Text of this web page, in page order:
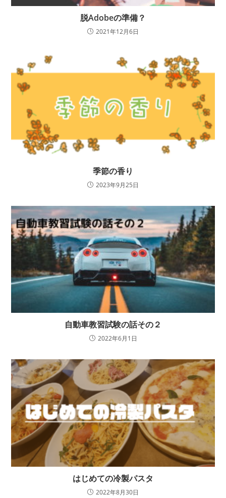
脱Adobeの準備？
2021年12月6日
季節の香り
2023年9月25日
自動車教習試験の話その２
2022年6月1日
はじめての冷製パスタ
2022年8月30日